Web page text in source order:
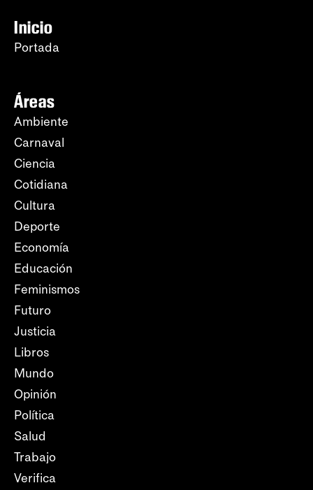
Inicio
Portada
Áreas
Ambiente
Carnaval
Ciencia
Cotidiana
Cultura
Deporte
Economía
Educación
Feminismos
Futuro
Justicia
Libros
Mundo
Opinión
Política
Salud
Trabajo
Verifica